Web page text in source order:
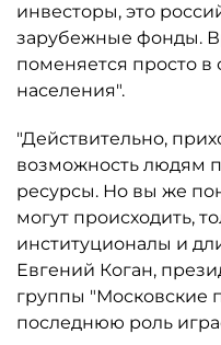
инвесторы, это
зарубежные фонды.
поменяется просто в
населения".
"Действительно,
возможность людям
ресурсы. Но вы же
могут происходить,
институционалы и
Евгений Коган,
группы "Московские
последнюю роль